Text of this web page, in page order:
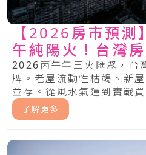
【2026房市預測
午純陽火！台灣
牌，中古屋、預
南
2026丙午年三火匯聚，台
牌。老屋流動性枯竭、新
並存。從風水氣運到實戰
運下，哪些房產將噴發，
了解更多